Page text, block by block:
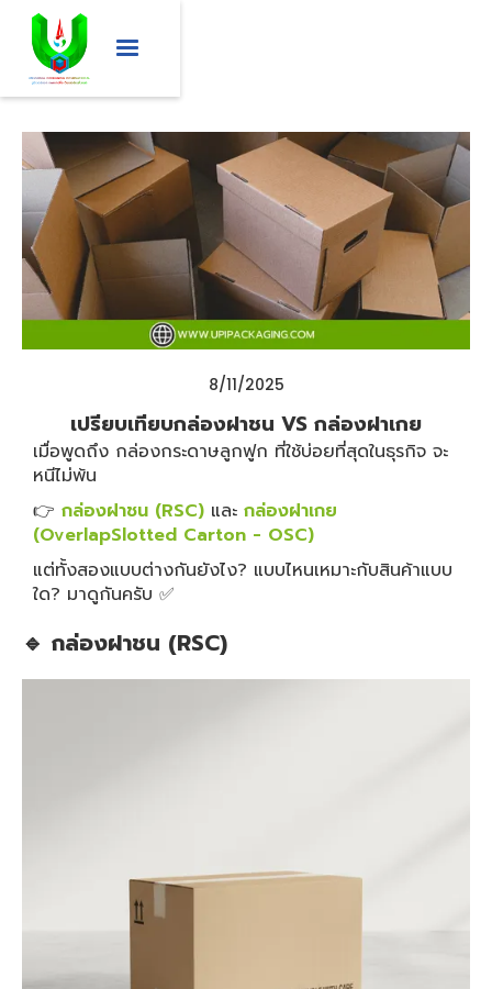
8/11/2025
เปรียบเทียบกล่องฝาชน VS กล่องฝาเกย
เมื่อพูดถึง กล่องกระดาษลูกฟูก ที่ใช้บ่อยที่สุดในธุรกิจ จะ
หนีไม่พ้น
👉 กล่องฝาชน (RSC) และ กล่องฝาเกย
(OverlapSlotted Carton - OSC)
แต่ทั้งสองแบบต่างกันยังไง? แบบไหนเหมาะกับสินค้าแบบ
ใด? มาดูกันครับ ✅
🔹 กล่องฝาชน (RSC)